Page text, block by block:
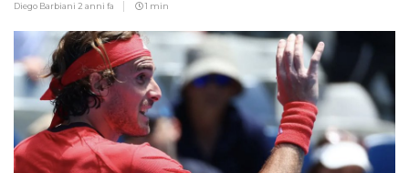
Diego Barbiani 2 anni fa 1 min